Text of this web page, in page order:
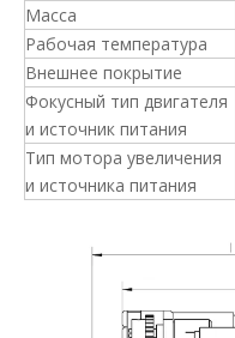
Масса
Рабочая температура
Внешнее покрытие
Фокусный тип двигателя
и источник питания
Тип мотора увеличения
и источника питания